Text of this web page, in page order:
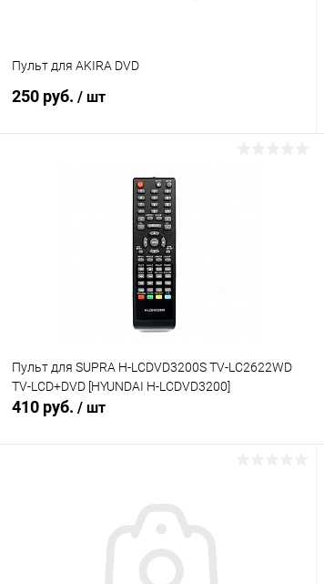
Пульт для AKIRA DVD
250 руб. / шт
Пульт для SUPRA H-LCDVD3200S TV-LC2622WD
TV-LCD+DVD [HYUNDAI H-LCDVD3200]
410 руб. / шт